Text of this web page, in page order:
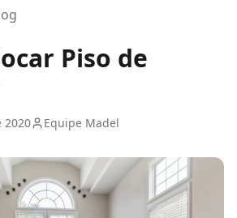
Piso de
2020 Equipe Madel